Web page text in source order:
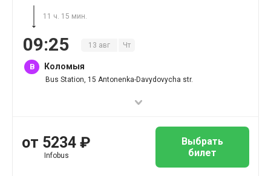
11 ч. 15 мин.
09:25 13 авг Чт
B Коломыя
Bus Station, 15 Antonenka-Davydovycha str.
от 5234 ₽
Infobus
Выбрать
билет